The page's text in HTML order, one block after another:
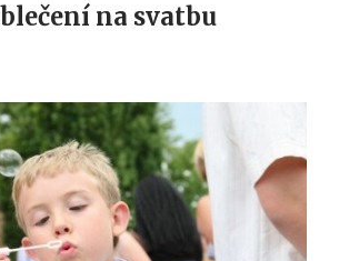
na svatbu